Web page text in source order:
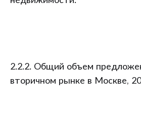
2.2.2. Общий объем
вторичном рынке в Москве,